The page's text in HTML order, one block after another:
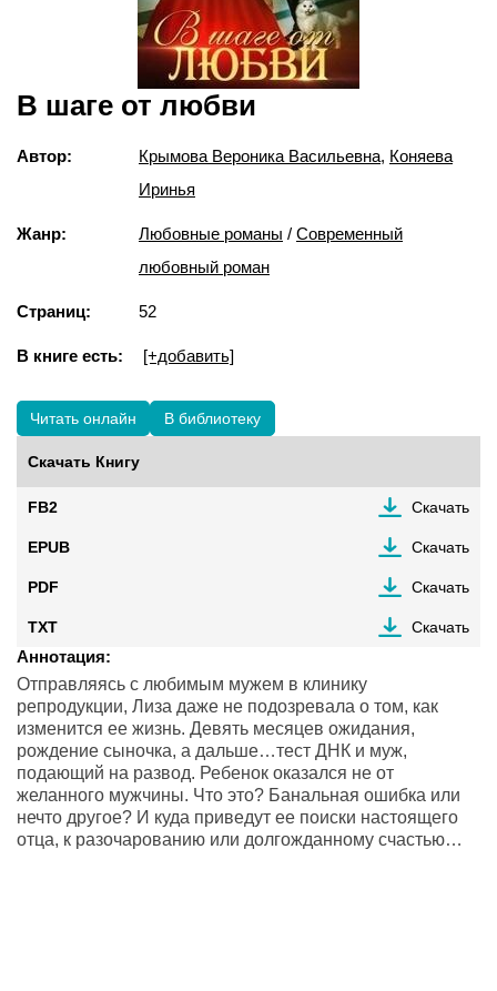
В шаге от любви
Автор: Крымова Вероника Васильевна, Коняева
Иринья
Жанр: Любовные романы / Современный
любовный роман
Страниц: 52
В книге есть: [+добавить]
Читать онлайн В библиотеку
Скачать Книгу
FB2 Скачать
EPUB Скачать
PDF Скачать
TXT Скачать
Аннотация:
Отправляясь с любимым мужем в клинику
репродукции, Лиза даже не подозревала о том, как
изменится ее жизнь. Девять месяцев ожидания,
рождение сыночка, а дальше…тест ДНК и муж,
подающий на развод. Ребенок оказался не от
желанного мужчины. Что это? Банальная ошибка или
нечто другое? И куда приведут ее поиски настоящего
отца, к разочарованию или долгожданному счастью…